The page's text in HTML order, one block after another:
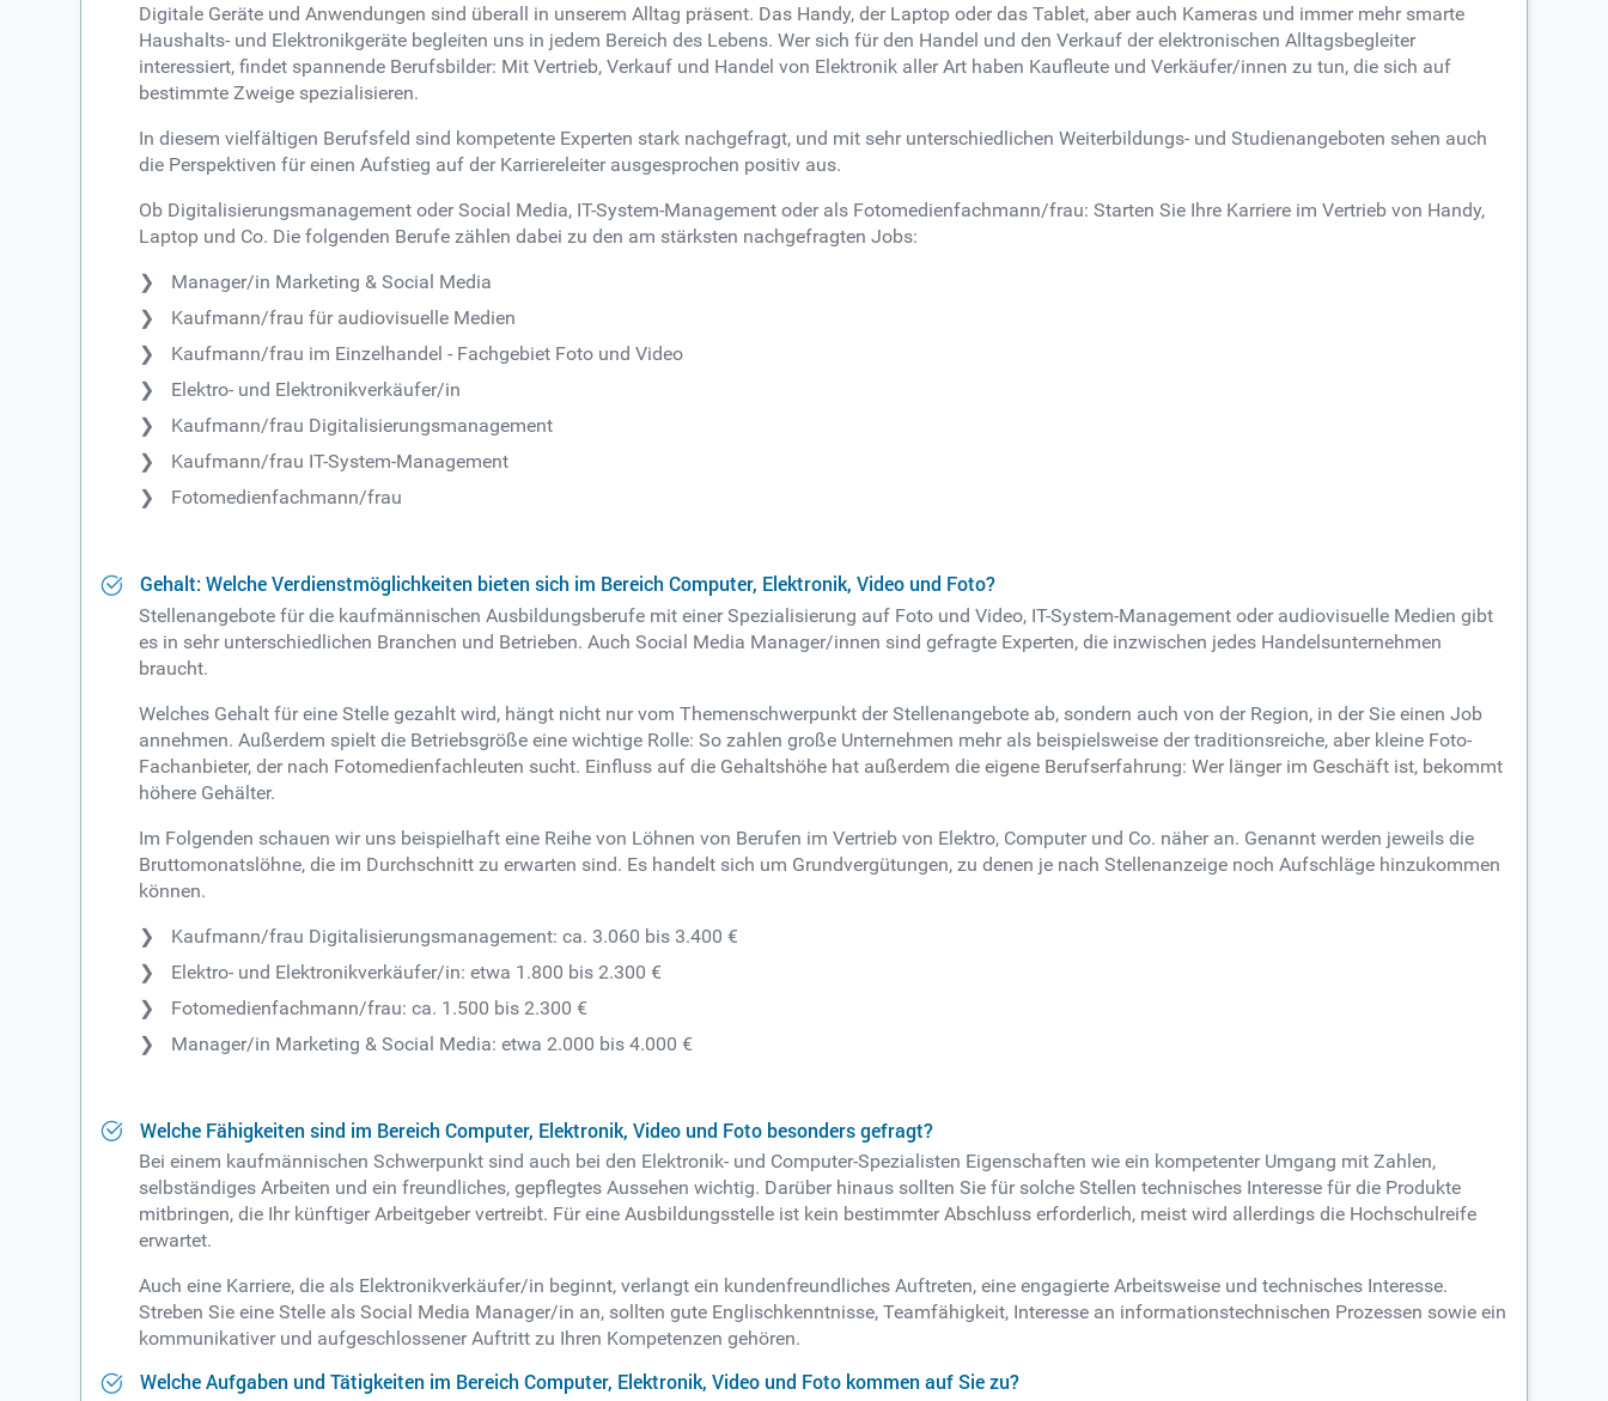
Digitale Geräte und Anwendungen sind überall in unserem Alltag präsent. Das Handy, der Laptop oder das Tablet, aber auch Kameras und immer mehr smarte
Haushalts- und Elektronikgeräte begleiten uns in jedem Bereich des Lebens. Wer sich für den Handel und den Verkauf der elektronischen Alltagsbegleiter
interessiert, findet spannende Berufsbilder: Mit Vertrieb, Verkauf und Handel von Elektronik aller Art haben Kaufleute und Verkäufer/innen zu tun, die sich auf
bestimmte Zweige spezialisieren.
In diesem vielfältigen Berufsfeld sind kompetente Experten stark nachgefragt, und mit sehr unterschiedlichen Weiterbildungs- und Studienangeboten sehen auch
die Perspektiven für einen Aufstieg auf der Karriereleiter ausgesprochen positiv aus.
Ob Digitalisierungsmanagement oder Social Media, IT-System-Management oder als Fotomedienfachmann/frau: Starten Sie Ihre Karriere im Vertrieb von Handy,
Laptop und Co. Die folgenden Berufe zählen dabei zu den am stärksten nachgefragten Jobs:
Manager/in Marketing & Social Media
Kaufmann/frau für audiovisuelle Medien
Kaufmann/frau im Einzelhandel - Fachgebiet Foto und Video
Elektro- und Elektronikverkäufer/in
Kaufmann/frau Digitalisierungsmanagement
Kaufmann/frau IT-System-Management
Fotomedienfachmann/frau
Gehalt: Welche Verdienstmöglichkeiten bieten sich im Bereich Computer, Elektronik, Video und Foto?
Stellenangebote für die kaufmännischen Ausbildungsberufe mit einer Spezialisierung auf Foto und Video, IT-System-Management oder audiovisuelle Medien gibt
es in sehr unterschiedlichen Branchen und Betrieben. Auch Social Media Manager/innen sind gefragte Experten, die inzwischen jedes Handelsunternehmen
braucht.
Welches Gehalt für eine Stelle gezahlt wird, hängt nicht nur vom Themenschwerpunkt der Stellenangebote ab, sondern auch von der Region, in der Sie einen Job
annehmen. Außerdem spielt die Betriebsgröße eine wichtige Rolle: So zahlen große Unternehmen mehr als beispielsweise der traditionsreiche, aber kleine Foto-
Fachanbieter, der nach Fotomedienfachleuten sucht. Einfluss auf die Gehaltshöhe hat außerdem die eigene Berufserfahrung: Wer länger im Geschäft ist, bekommt
höhere Gehälter.
Im Folgenden schauen wir uns beispielhaft eine Reihe von Löhnen von Berufen im Vertrieb von Elektro, Computer und Co. näher an. Genannt werden jeweils die
Bruttomonatslöhne, die im Durchschnitt zu erwarten sind. Es handelt sich um Grundvergütungen, zu denen je nach Stellenanzeige noch Aufschläge hinzukommen
können.
Kaufmann/frau Digitalisierungsmanagement: ca. 3.060 bis 3.400 €
Elektro- und Elektronikverkäufer/in: etwa 1.800 bis 2.300 €
Fotomedienfachmann/frau: ca. 1.500 bis 2.300 €
Manager/in Marketing & Social Media: etwa 2.000 bis 4.000 €
Welche Fähigkeiten sind im Bereich Computer, Elektronik, Video und Foto besonders gefragt?
Bei einem kaufmännischen Schwerpunkt sind auch bei den Elektronik- und Computer-Spezialisten Eigenschaften wie ein kompetenter Umgang mit Zahlen,
selbständiges Arbeiten und ein freundliches, gepflegtes Aussehen wichtig. Darüber hinaus sollten Sie für solche Stellen technisches Interesse für die Produkte
mitbringen, die Ihr künftiger Arbeitgeber vertreibt. Für eine Ausbildungsstelle ist kein bestimmter Abschluss erforderlich, meist wird allerdings die Hochschulreife
erwartet.
Auch eine Karriere, die als Elektronikverkäufer/in beginnt, verlangt ein kundenfreundliches Auftreten, eine engagierte Arbeitsweise und technisches Interesse.
Streben Sie eine Stelle als Social Media Manager/in an, sollten gute Englischkenntnisse, Teamfähigkeit, Interesse an informationstechnischen Prozessen sowie ein
kommunikativer und aufgeschlossener Auftritt zu Ihren Kompetenzen gehören.
Welche Aufgaben und Tätigkeiten im Bereich Computer, Elektronik, Video und Foto kommen auf Sie zu?